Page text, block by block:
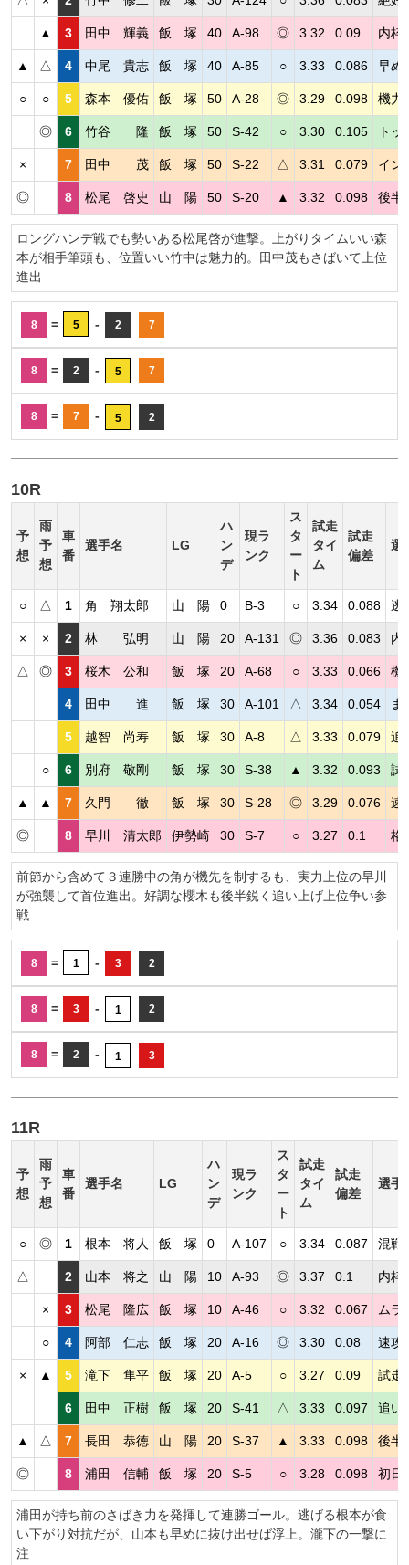
▲ 3 田中 輝義 飯 塚 40 A-98 ◎ 3.32 0.09 内枠
▲ △ 4 中尾 貴志 飯 塚 40 A-85 ○ 3.33 0.086 早め
○ ○ 5 森本 優佑 飯 塚 50 A-28 ◎ 3.29 0.098 機力
◎ 6 竹谷 隆 飯 塚 50 S-42 ○ 3.30 0.105 ト
× 7 田中 茂 飯 塚 50 S-22 △ 3.31 0.079 イン
◎ 8 松尾 啓史 山 陽 50 S-20 ▲ 3.32 0.098 後半
ロングハンデ戦でも勢いある松尾啓が進撃。上がりタイムいい森
本が相手筆頭も、位置いい竹中は魅力的。田中茂もさばいて上位
進出
8 = 5 - 2 7
8 = 2 - 5 7
8 = 7 - 5 2
10R
予
想
雨
予
想
車
番
選手名 LG
ハ
ン
デ
現ラ
ンク
ス
タ
ー
ト
試走
タイ
ム
試走
偏差
選
○ △ 1 角 翔太郎 山 陽 0 B-3 ○ 3.34 0.088 逃
× × 2 林 弘明 山 陽 20 A-131 ◎ 3.36 0.083 内
△ ◎ 3 桜木 公和 飯 塚 20 A-68 ○ 3.33 0.066 機
4 田中 進 飯 塚 30 A-101 △ 3.34 0.054 ま
5 越智 尚寿 飯 塚 30 A-8 △ 3.33 0.079 追
○ 6 別府 敬剛 飯 塚 30 S-38 ▲ 3.32 0.093 試
▲ ▲ 7 久門 徹 飯 塚 30 S-28 ◎ 3.29 0.076 速
◎ 8 早川 清太郎 伊勢崎 30 S-7 ○ 3.27 0.1 格
前節から含めて３連勝中の角が機先を制するも、実力上位の早川
が強襲して首位進出。好調な櫻木も後半鋭く追い上げ上位争い参
戦
8 = 1 - 3 2
8 = 3 - 1 2
8 = 2 - 1 3
11R
予
想
雨
予
想
車
番
選手名 LG
ハ
ン
デ
現ラ
ンク
ス
タ
ー
ト
試走
タイ
ム
試走
偏差
選手
○ ◎ 1 根本 将人 飯 塚 0 A-107 ○ 3.34 0.087 混戦
△ 2 山本 将之 山 陽 10 A-93 ◎ 3.37 0.1 内枠
× 3 松尾 隆広 飯 塚 10 A-46 ○ 3.32 0.067 ムラ
○ 4 阿部 仁志 飯 塚 20 A-16 ◎ 3.30 0.08 速攻
× ▲ 5 滝下 隼平 飯 塚 20 A-5 ○ 3.27 0.09 試走
6 田中 正樹 飯 塚 20 S-41 △ 3.33 0.097 追い
▲ △ 7 長田 恭徳 山 陽 20 S-37 ▲ 3.33 0.098 後半
◎ 8 浦田 信輔 飯 塚 20 S-5 ○ 3.28 0.098 初日
浦田が持ち前のさばき力を発揮して連勝ゴール。逃げる根本が食
い下がり対抗だが、山本も早めに抜け出せば浮上。瀧下の一撃に
注